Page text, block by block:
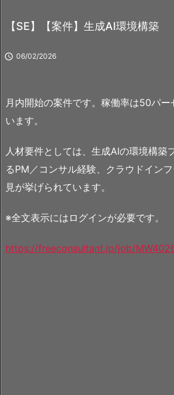
【SE】【案件】生成AI環境構築
 06/02/2026
月内開始の案件です。稼働率は50パー
います。
人材要件としては、生成AIの環境構築
るPM／コンサル経験、クラウドイン
見が挙げられています。
※全文表示にはログインが必要です。
https://freeconsultant.jp/job/